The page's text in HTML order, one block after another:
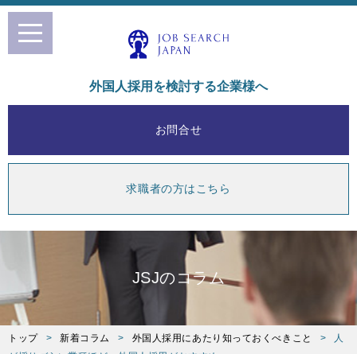
外国人採用を検討する企業様へ
お問合せ
求職者の方はこちら
JSJのコラム
トップ 新着コラム 外国人採用にあたり知っておくべきこと
人
toggle
navigation